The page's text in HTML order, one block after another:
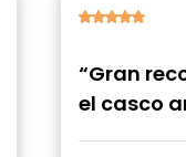
“Gran
el casco
Tallin”